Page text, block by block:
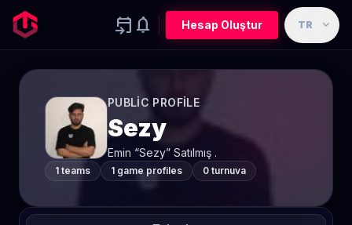
event_upcoming notifications Hesap Oluştur TR expand_more
PUBLIC PROFILE
Sezy
Emin “Sezy” Satılmış .
1 teams 1 game profiles 0 turnuva